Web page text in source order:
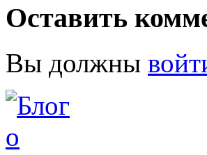
Оставить
Вы должны